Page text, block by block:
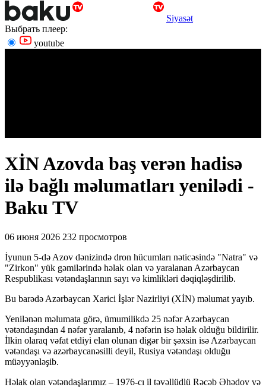
Siyasət
Выбрать плеер:
youtube
XİN Azovda baş verən hadisə
ilə bağlı məlumatları yenilədi -
Baku TV
06 июня 2026 232 просмотров
İyunun 5-də Azov dənizində dron hücumları nəticəsində "Natra" və
"Zirkon" yük gəmilərində həlak olan və yaralanan Azərbaycan
Respublikası vətəndaşlarının sayı və kimlikləri dəqiqləşdirilib.
Bu barədə Azərbaycan Xarici İşlər Nazirliyi (XİN) məlumat yayıb.
Yenilənən məlumata görə, ümumilikdə 25 nəfər Azərbaycan
vətəndaşından 4 nəfər yaralanıb, 4 nəfərin isə həlak olduğu bildirilir.
İlkin olaraq vəfat etdiyi elan olunan digər bir şəxsin isə Azərbaycan
vətəndaşı və azərbaycanəsilli deyil, Rusiya vətəndaşı olduğu
müəyyənləşib.
Həlak olan vətəndaşlarımız – 1976-cı il təvəllüdlü Rəcəb Əhədov və